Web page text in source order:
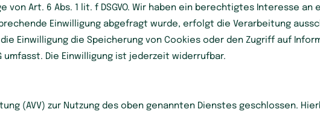
von Art. 6 Abs. 1 lit. f DSGVO. Wir haben ein berechtigtes Interesse
Einwilligung abgefragt wurde, erfolgt die Verarbeitung
die Einwilligung die Speicherung von Cookies oder den Zugriff auf
umfasst. Die Einwilligung ist jederzeit widerrufbar.
(AVV) zur Nutzung des oben genannten Dienstes geschlossen.